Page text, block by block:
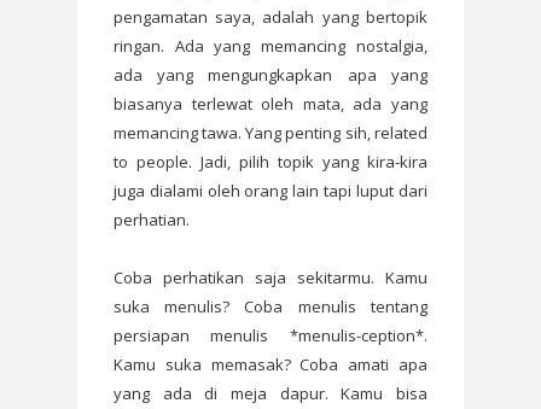
pengamatan saya, adalah yang bertopik
ringan. Ada yang memancing nostalgia,
ada yang mengungkapkan apa yang
biasanya terlewat oleh mata, ada yang
memancing tawa. Yang penting sih, related
to people. Jadi, pilih topik yang kira-kira
juga dialami oleh orang lain tapi luput dari
perhatian.
Coba perhatikan saja sekitarmu. Kamu
suka menulis? Coba menulis tentang
persiapan menulis *menulis-ception*.
Kamu suka memasak? Coba amati apa
yang ada di meja dapur. Kamu bisa